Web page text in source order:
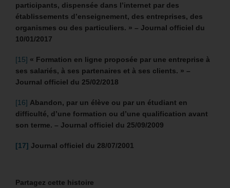
participants, dispensée dans l’internet par des
établissements d’enseignement, des entreprises, des
organismes ou des particuliers. » – Journal officiel du
10/01/2017
[15] « Formation en ligne proposée par une entreprise à
ses salariés, à ses partenaires et à ses clients. » –
Journal officiel du 25/02/2018
[16] Abandon, par un élève ou par un étudiant en
difficulté, d’une formation ou d’une qualification avant
son terme. – Journal officiel du 25/09/2009
[17] Journal officiel du 28/07/2001
Partagez cette histoire